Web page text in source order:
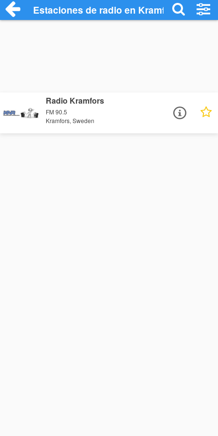
Estaciones de radio en Kramfors -
Radio Kramfors
FM 90.5
Kramfors, Sweden